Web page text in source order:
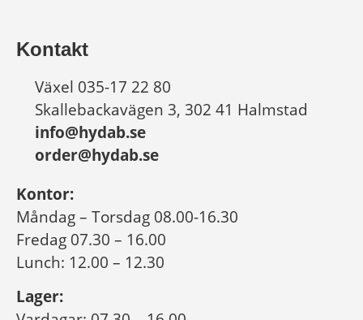
Kontakt
Växel 035-17 22 80
Skallebackavägen 3, 302 41 Halmstad
info@hydab.se
order@hydab.se
Kontor:
Måndag – Torsdag 08.00-16.30
Fredag 07.30 – 16.00
Lunch: 12.00 – 12.30
Lager: